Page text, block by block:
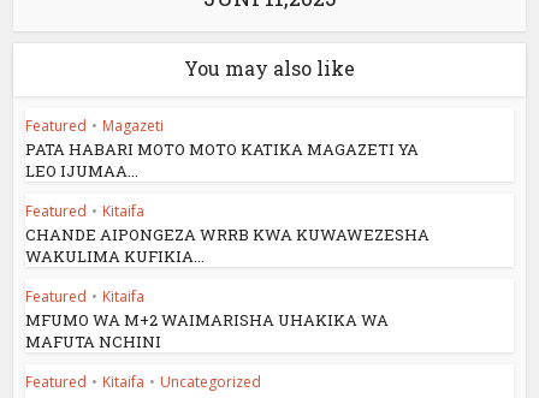
You may also like
Featured • Magazeti
PATA HABARI MOTO MOTO KATIKA MAGAZETI YA
LEO IJUMAA...
Featured • Kitaifa
CHANDE AIPONGEZA WRRB KWA KUWAWEZESHA
WAKULIMA KUFIKIA...
Featured • Kitaifa
MFUMO WA M+2 WAIMARISHA UHAKIKA WA
MAFUTA NCHINI
Featured • Kitaifa • Uncategorized